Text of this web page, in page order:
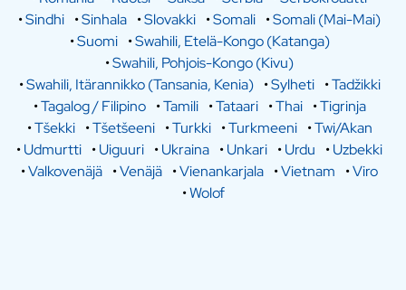
•Sindhi •Sinhala •Slovakki •Somali •Somali (Mai-Mai)
•Suomi •Swahili, Etelä-Kongo (Katanga)
•Swahili, Pohjois-Kongo (Kivu)
•Swahili, Itärannikko (Tansania, Kenia) •Sylheti •Tadžikki
•Tagalog / Filipino •Tamili •Tataari •Thai •Tigrinja
•Tšekki •Tšetšeeni •Turkki •Turkmeeni •Twi/Akan
•Udmurtti •Uiguuri •Ukraina •Unkari •Urdu •Uzbekki
•Valkovenäjä •Venäjä •Vienankarjala •Vietnam •Viro
•Wolof